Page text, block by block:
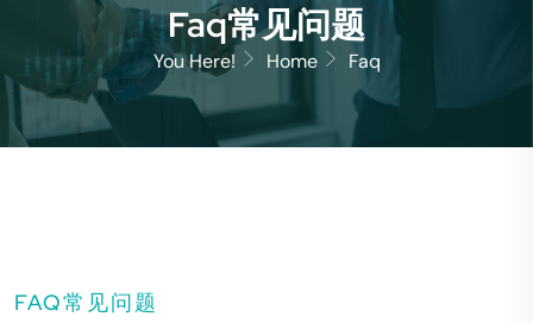
Faq常见问题
You Here! Home Faq
FAQ常见问题